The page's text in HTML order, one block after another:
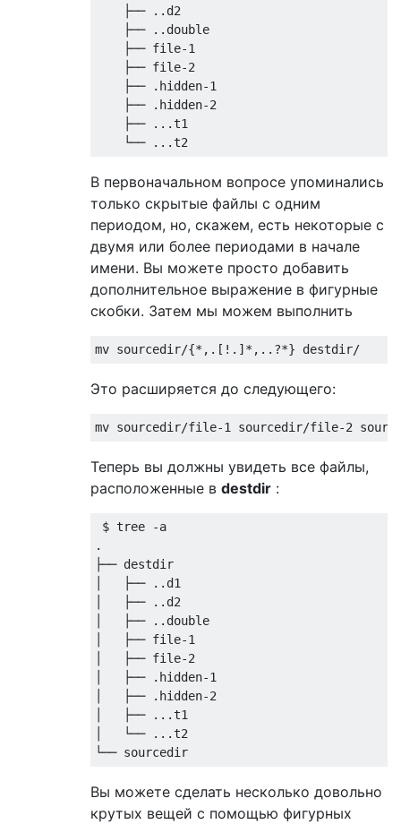
├──
.. d2
├──
.. double
├── file-1
├── file-2
├──
. hidden-1
├──
. hidden-2
├──
...t1
└──
...t2
В первоначальном вопросе упоминались
только скрытые файлы с одним
периодом, но, скажем, есть некоторые с
двумя или более периодами в начале
имени. Вы можете просто добавить
дополнительное выражение в фигурные
скобки. Затем мы можем выполнить
mv sourcedir/{*,.[!.]*,..?*} destdir/
Это расширяется до следующего:
mv sourcedir/file-1 sourcedir/file-2
Теперь вы должны увидеть все файлы,
расположенные в destdir :
$ tree -
.
├──
├── ..
├── ..
├── ..
├── file-1
├── file-2
├── . hidden-1
├── . hidden-2
├── ...
└── ...
└── sourcedir
Вы можете сделать несколько довольно
крутых вещей с помощью фигурных